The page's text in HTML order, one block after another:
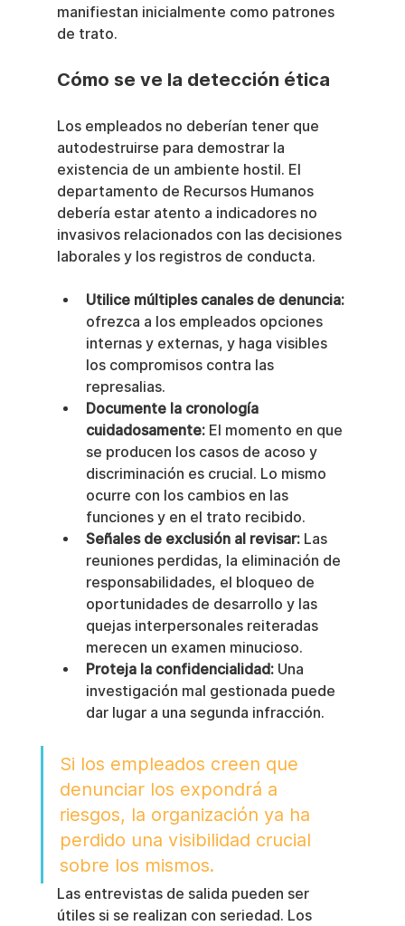
manifiestan inicialmente como patrones
de trato.
Cómo se ve la detección ética
Los empleados no deberían tener que
autodestruirse para demostrar la
existencia de un ambiente hostil. El
departamento de Recursos Humanos
debería estar atento a indicadores no
invasivos relacionados con las decisiones
laborales y los registros de conducta.
Utilice múltiples canales de denuncia:
ofrezca a los empleados opciones
internas y externas, y haga visibles
los compromisos contra las
represalias.
Documente la cronología
cuidadosamente: El momento en que
se producen los casos de acoso y
discriminación es crucial. Lo mismo
ocurre con los cambios en las
funciones y en el trato recibido.
Señales de exclusión al revisar: Las
reuniones perdidas, la eliminación de
responsabilidades, el bloqueo de
oportunidades de desarrollo y las
quejas interpersonales reiteradas
merecen un examen minucioso.
Proteja la confidencialidad: Una
investigación mal gestionada puede
dar lugar a una segunda infracción.
Si los empleados creen que
denunciar los expondrá a
riesgos, la organización ya ha
perdido una visibilidad crucial
sobre los mismos.
Las entrevistas de salida pueden ser
útiles si se realizan con seriedad. Los